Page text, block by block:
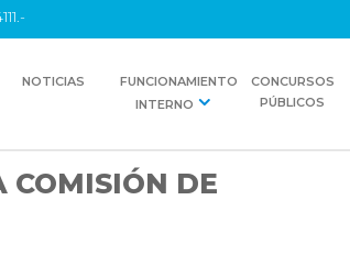
NOTICIAS
FUNCIONAMIENTO
INTERNO
CONCURSOS
PÚBLICOS
COMISIÓN DE